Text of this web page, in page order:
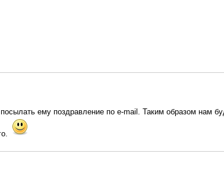
ему поздравление по e-mail. Таким образом нам